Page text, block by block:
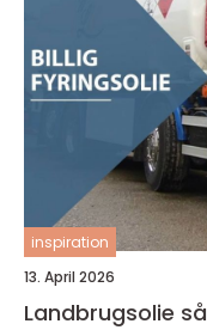
inspiration
13. April 2026
Landbrugsolie sådan vælger du den rigtige